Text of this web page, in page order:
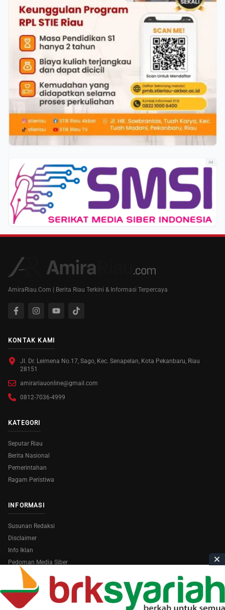
Ad
AmiraRiau.Com | Berita Riau Terkini & Informasi Terpercaya
KONTAK KAMI
Jl. Dr. Leimena No.17, Sago, Kec. Senapelan, Kota Pekanbaru, Riau
28151
amirariauonline@gmail.com
0812-7036-4999
KATEGORI
Seputar Riau
Berita Nasional
Pemerintahan
Ragam Peristiwa
INFORMASI
Susunan Redaksi
Disclaimer
Info Iklan
Pedoman Media Siber
Copyright © 2026 AmiraRiau.com . All Rights Reserved.